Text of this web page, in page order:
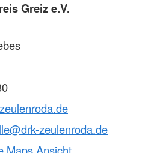
Greiz e.V.
zeulenroda.de
Maps Ansicht